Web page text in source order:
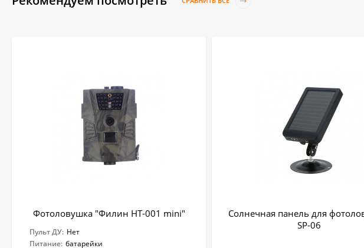
Фотоловушка "Филин HT-001 mini"
Пульт ДУ: Нет
Питание: батарейки
Солнечная панель для
SP-06